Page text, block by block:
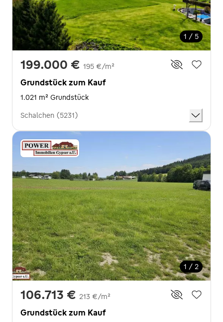
1 / 5
199.000 € 195 €/m²
Grundstück zum Kauf
1.021 m² Grundstück
Schalchen (5231)
1 / 2
106.713 € 213 €/m²
Grundstück zum Kauf